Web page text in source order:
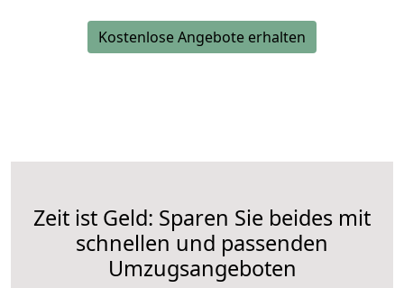
Kostenlose Angebote erhalten
Zeit ist Geld: Sparen Sie beides mit
schnellen und passenden
Umzugsangeboten